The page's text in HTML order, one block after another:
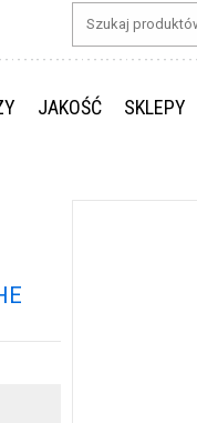
JAKOŚĆ SKLEPY